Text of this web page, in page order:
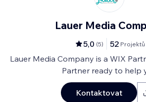
Lauer Media
5,0 (5) 52 Projektů
Lauer Media Company is a WIX
Partner ready to help
Kontaktovat